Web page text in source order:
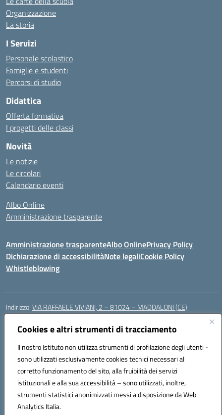
Cookies e altri strumenti di tracciamento
Il nostro Istituto non utilizza strumenti di profilazione degli utenti -
sono utilizzati esclusivamente cookies tecnici necessari al
corretto funzionamento del sito, alla fruibilità dei servizi
istituzionali e alla sua accessibilità – sono utilizzati, inoltre,
strumenti statistici anonimizzati messi a disposizione da Web
Analytics Italia.
Organizzazione
La storia
I Servizi
Personale scolastico
Famiglie e studenti
Percorsi di studio
Didattica
Offerta formativa
I progetti delle classi
Novità
Le notizie
Le circolari
Calendario eventi
Albo Online
Amministrazione trasparente
Amministrazione trasparenteAlbo OnlinePrivacy Policy
Dichiarazione di accessibilitàNote legaliCookie Policy
Whistleblowing
Indirizzo:VIA RAFFAELE VIVIANI, 2 – 81024 – MADDALONI (CE)
Centralino:
Posta elettronica certificata (PEC):ceic8av00r@pec.istruzione.it
Codice fiscale: 93086020612
Codice meccanografico:CEIC8AV00R
Codice Indice delle Pubbliche Amministrazioni (IPA): icamm
Codice unico di fatturazione (CUF): UF8WE6